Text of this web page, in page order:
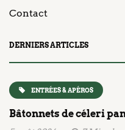
Contact
DERNIERS ARTICLES
ENTRÉES & APÉROS
Bâtonnets de céleri